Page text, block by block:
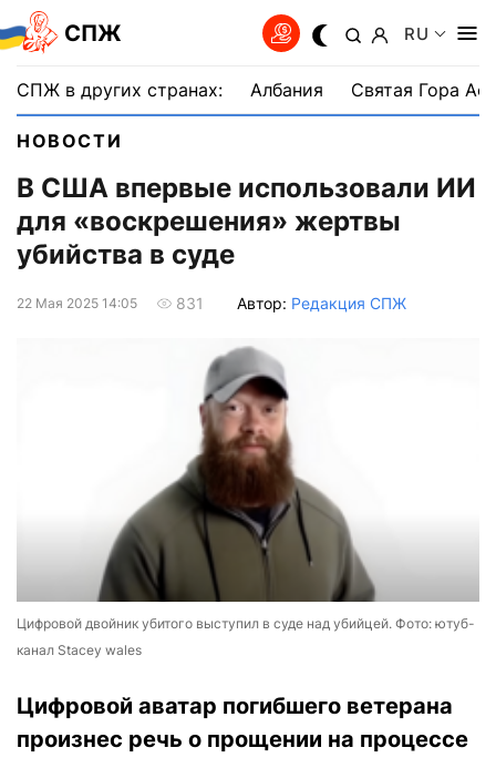
СПЖ RU
СПЖ в других странах: Албания Святая Гора
НОВОСТИ
В США впервые использовали ИИ
для «воскрешения» жертвы
убийства в суде
22 Мая 2025 14:05 831 Автор: Редакция СПЖ
Цифровой двойник убитого выступил в суде над убийцей. Фото: ютуб-
канал Stacey wales
Цифровой аватар погибшего ветерана
произнес речь о прощении на процессе